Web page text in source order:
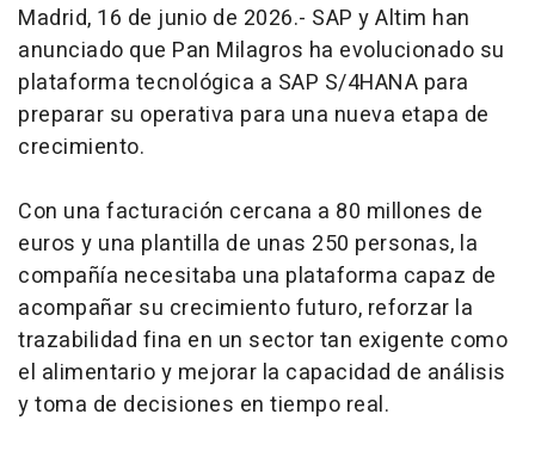
Madrid, 16 de junio de 2026.- SAP y Altim han
anunciado que Pan Milagros ha evolucionado su
plataforma tecnológica a SAP S/4HANA para
preparar su operativa para una nueva etapa de
crecimiento.
Con una facturación cercana a 80 millones de
euros y una plantilla de unas 250 personas, la
compañía necesitaba una plataforma capaz de
acompañar su crecimiento futuro, reforzar la
trazabilidad fina en un sector tan exigente como
el alimentario y mejorar la capacidad de análisis
y toma de decisiones en tiempo real.